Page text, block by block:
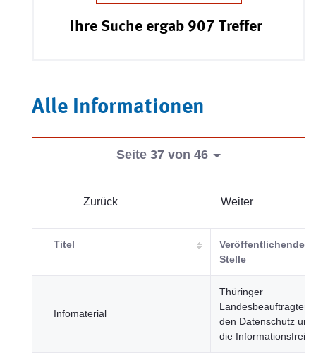
Ihre Suche ergab 907 Treffer
Alle Informationen
Seite 37 von 46
Zurück Weiter
Titel
Veröffentlichende
Stelle
Infomaterial
Thüringer
Landesbeauftragter
den Datenschutz und
die